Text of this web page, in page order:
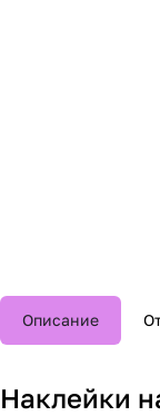
Описание
Наклейки